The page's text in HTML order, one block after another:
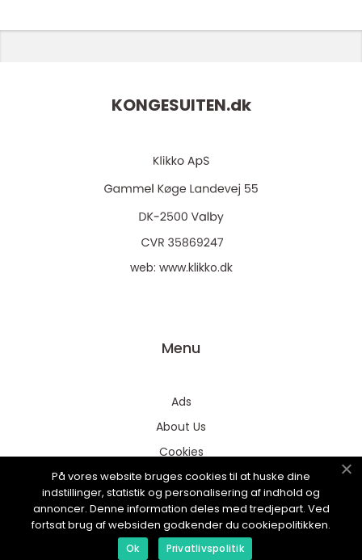
KONGESUITEN.dk
web: www.klikko.dk
Menu
Ads
About Us
Cookies
Contact
Sitemap
På vores website bruges cookies til at huske dine
indstillinger, statistik og personalisering af indhold og
annoncer. Denne information deles med tredjepart. Ved
fortsat brug af websiden godkender du cookiepolitikken.
Ok Privatlivspolitik